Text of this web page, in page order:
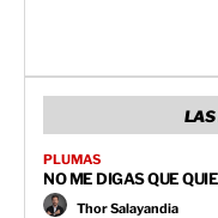
LAS
PLUMAS
NO ME DIGAS QUE
Thor Salayandia